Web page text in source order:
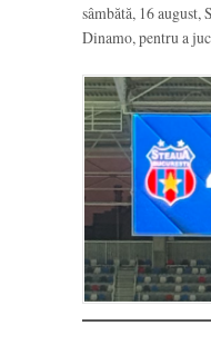
sâmbătă, 16 august,
Dinamo, pentru a